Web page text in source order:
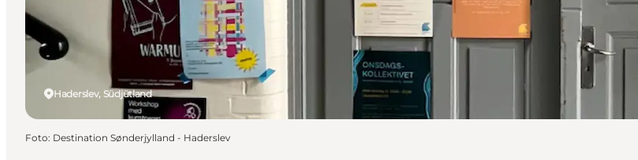
Haderslev, Südjütland
Foto: Destination Sønderjylland - Haderslev